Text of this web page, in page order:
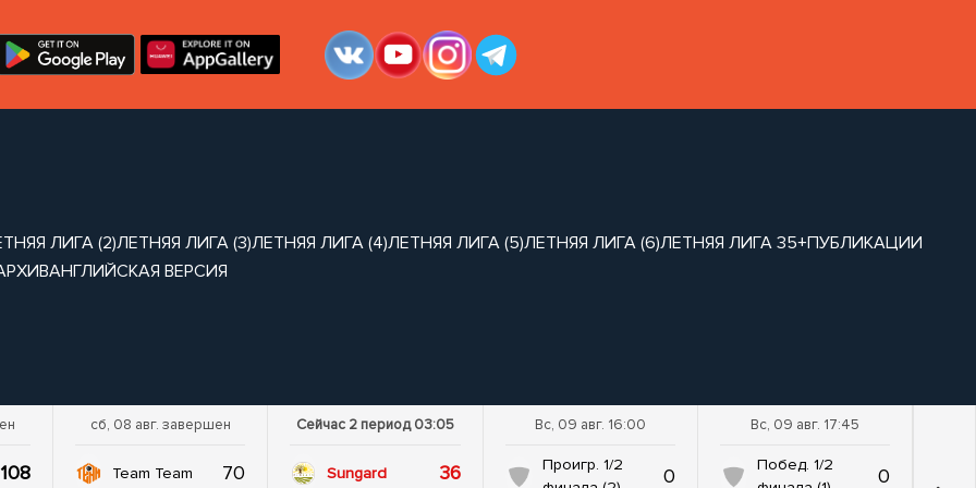
ЛИГА (2)ЛЕТНЯЯ ЛИГА (3)ЛЕТНЯЯ ЛИГА (4)ЛЕТНЯЯ ЛИГА (5)ЛЕТНЯЯ ЛИГА (6)ЛЕТНЯЯ ЛИГА 35+ПУБЛИКАЦИИ
АНГЛИЙСКАЯ ВЕРСИЯ
108
сб, 08 авг. завершен
Team Team 70
Сейчас 2 период 03:04
Sungard 36
Вс, 09 авг. 16:00
Проигр. 1/2
0
Вс, 09 авг. 17:45
Побед. 1/2
0